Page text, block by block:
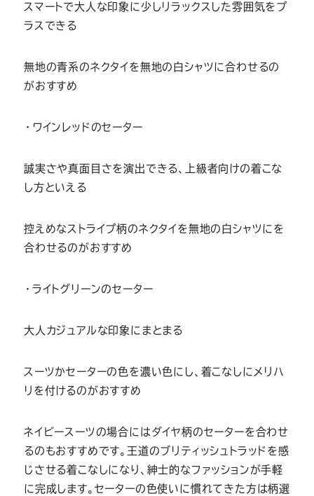
スマートで大人な印象に少しリラックスした雰囲気をプ
ラスできる
無地の青系のネクタイを無地の白シャツに合わせるの
がおすすめ
・ワインレッドのセーター
誠実さや真面目さを演出できる、上級者向けの着こな
し方といえる
控えめなストライプ柄のネクタイを無地の白シャツにを
合わせるのがおすすめ
・ライトグリーンのセーター
大人カジュアルな印象にまとまる
スーツかセーターの色を濃い色にし、着こなしにメリハ
リを付けるのがおすすめ
ネイビースーツの場合にはダイヤ柄のセーターを合わせ
るのもおすすめです。王道のブリティッシュトラッドを感
じさせる着こなしになり、紳士的なファッションが手軽
に完成します。セーターの色使いに慣れてきた方は柄選